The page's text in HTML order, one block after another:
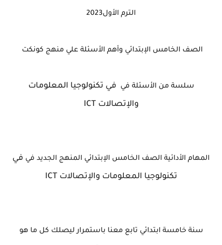
الترم الأول2023
الصف الخامس الإبتدائي وأهم الأسئلة علي منهج كونكت
سلسة من الأسئلة في في تكنولوجيا المعلومات
والإتصالات ICT
المهام الأدائية الصف الخامس الإبتدائي المنهج الجديد في في
تكنولوجيا المعلومات والإتصالات ICT
سنة خامسة ابتدائي تابع معنا باستمرار ليصلك كل ما هو